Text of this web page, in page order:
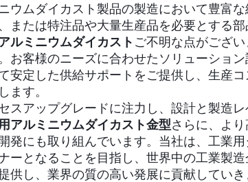
ウムダイカスト製品の製造において豊富な
または特注品や大量生産品を必要とする
ルミニウムダイカスト ご不明な点がござ
お客様のニーズに合わせたソリューショ
安定した供給サポートをご提供し、生産
ます。
スアップグレードに注力し、設計と製造
アルミニウムダイカスト金型さらに、よ
発にも取り組んでいます。当社は、工業
ーとなることを目指し、世界中の工業製
供し、業界の質の高い発展に貢献していき